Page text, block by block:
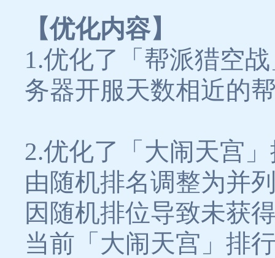
【优化内容】
1.优化了「帮派猎空
务器开服天数相近的
2.优化了「大闹天宫
由随机排名调整为并
因随机排位导致未获
当前「大闹天宫」排